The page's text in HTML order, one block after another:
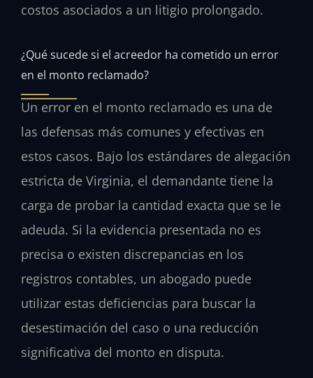
costos asociados a un litigio prolongado.
¿Qué sucede si el acreedor ha cometido un error
en el monto reclamado?
Un error en el monto reclamado es una de
las defensas más comunes y efectivas en
estos casos. Bajo los estándares de alegación
estricta de Virginia, el demandante tiene la
carga de probar la cantidad exacta que se le
adeuda. Si la evidencia presentada no es
precisa o existen discrepancias en los
registros contables, un abogado puede
utilizar estas deficiencias para buscar la
desestimación del caso o una reducción
significativa del monto en disputa.